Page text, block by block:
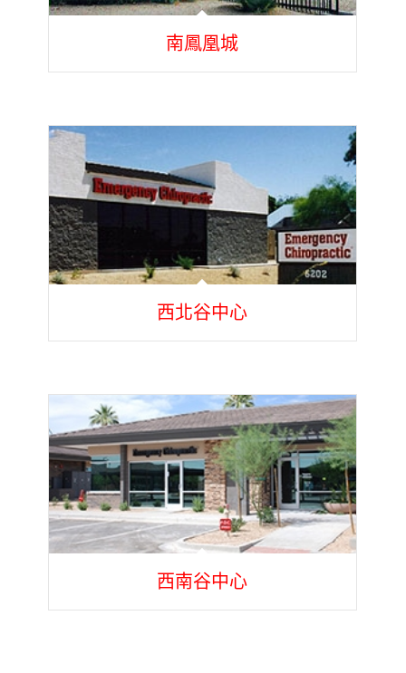
南鳳凰城
西北谷中心
西南谷中心